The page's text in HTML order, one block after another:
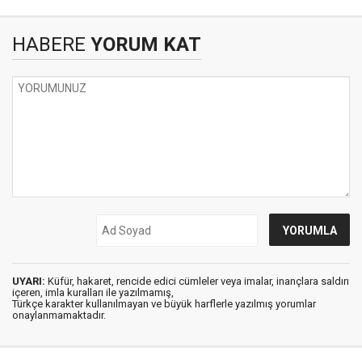
HABERE YORUM KAT
UYARI: Küfür, hakaret, rencide edici cümleler veya imalar, inançlara saldırı
içeren, imla kuralları ile yazılmamış,
Türkçe karakter kullanılmayan ve büyük harflerle yazılmış yorumlar
onaylanmamaktadır.